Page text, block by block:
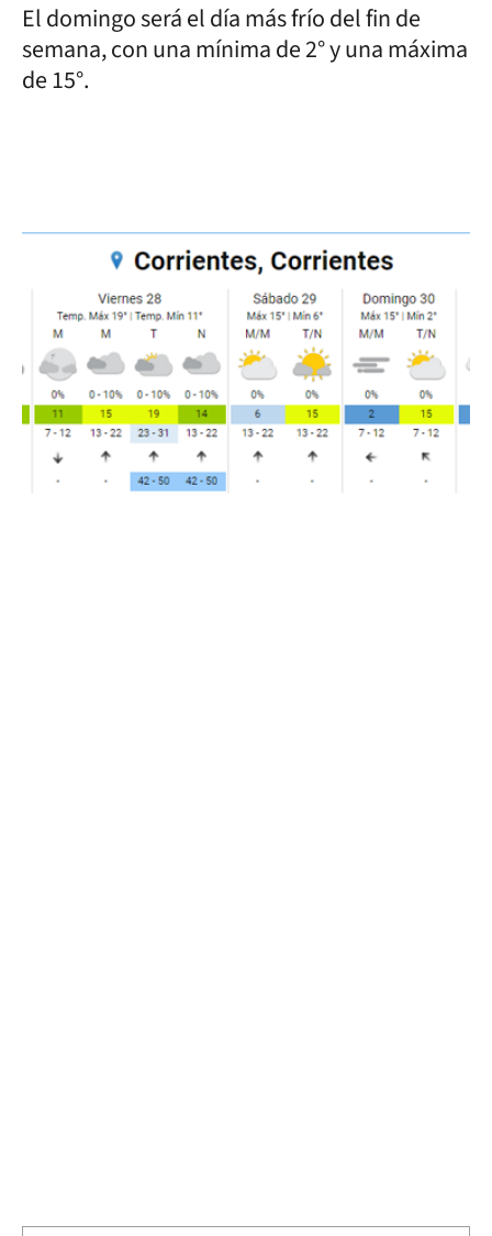
El domingo será el día más frío del fin de
semana, con una mínima de 2° y una máxima
de 15°.